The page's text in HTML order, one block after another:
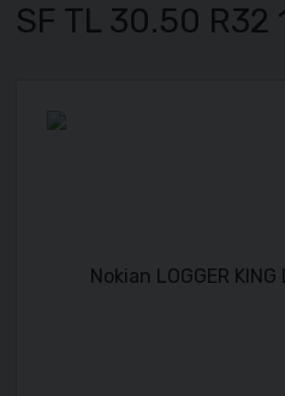
SF TL 30.50 R32